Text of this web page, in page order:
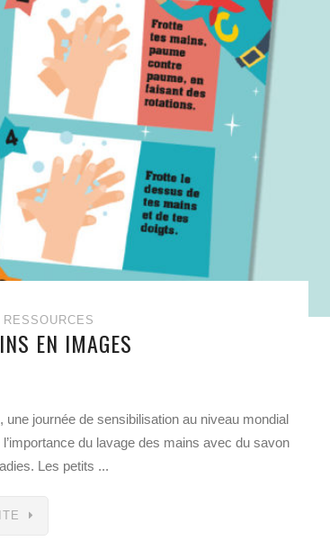
RESSOURCES
EN IMAGES
journée de sensibilisation au niveau mondial
du lavage des mains avec du savon
Les petits ...